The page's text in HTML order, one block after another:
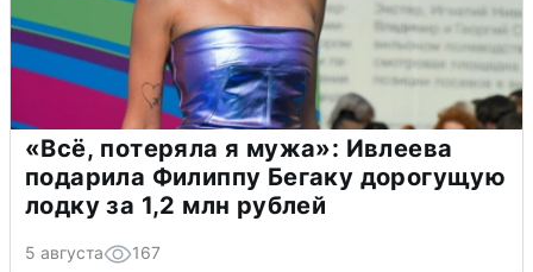
«Всё, потеряла я мужа»: Ивлеева
подарила Филиппу Бегаку дорогущую
лодку за 1,2 млн рублей
5 августа 167